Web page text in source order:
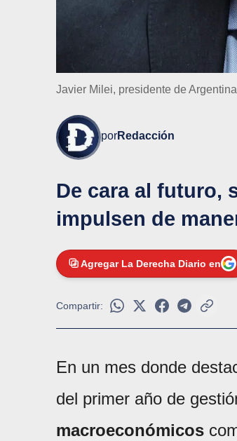
Javier Milei, presidente de
porRedacción
De cara al futuro,
impulsen de
Agregar La Derecha Diario en
Compartir:
En un mes donde
del primer año de
macroeconómicos